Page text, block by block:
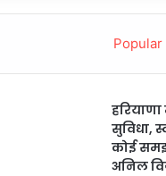
Popular
हरियाणा
सुविधा,
कोई
अनिल